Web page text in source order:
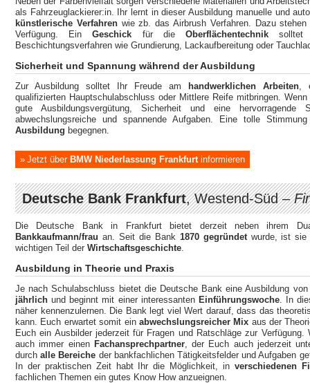
als Fahrzeuglackierer:in. Ihr lernt in dieser Ausbildung manuelle und
künstlerische Verfahren wie zb. das Airbrush Verfahren. Dazu
Verfügung. EinGeschick für die Oberflächentechniksolltet
Beschichtungsverfahren wie Grundierung, Lackaufbereitung oder
Sicherheit und Spannung während der Ausbildung
Zur Ausbildung solltet Ihr Freude am handwerklichen Arbeiten,
qualifizierten Hauptschulabschluss oder Mittlere Reife mitbringen.
gute Ausbildungsvergütung, Sicherheit und eine hervorragende
abwechslungsreiche und spannende Aufgaben. Eine tolle
Ausbildung begegnen.
Jetzt über BMW Niederlassung Frankfurtinformieren
Deutsche Bank Frankfurt, Westend-Süd –
Die Deutsche Bank in Frankfurt bietet derzeit neben ihrem
Bankkaufmann/frau an. Seit die Bank 1870 gegründet wurde, ist sie
wichtigen Teil der Wirtschaftsgeschichte.
Ausbildung in Theorie und Praxis
Je nach Schulabschluss bietet die Deutsche Bank eine Ausbildung
jährlich und beginnt mit einer interessanten Einführungswoche. In
näher kennenzulernen. Die Bank legt viel Wert darauf, dass das
kann. Euch erwartet somit ein abwechslungsreicher Mix aus der
Euch ein Ausbilder jederzeit für Fragen und Ratschläge zur
auch immer einen Fachansprechpartner, der Euch auch jederzeit
durch alle Bereiche der bankfachlichen Tätigkeitsfelder und Aufgaben
In der praktischen Zeit habt Ihr die Möglichkeit, in verschiedenen
fachlichen Themen ein gutes Know How anzueignen.